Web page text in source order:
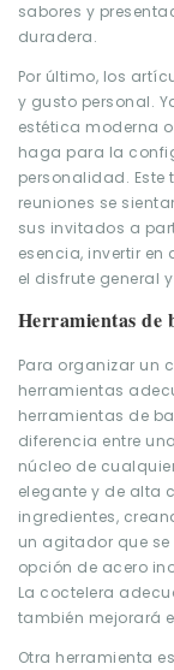
sabores y
duradera.
Por último, los
y gusto personal.
estética moderna
haga para la
personalidad. Este
reuniones se
sus invitados a
esencia, invertir
el disfrute general
Herramientas de
Para organizar un
herramientas
herramientas de
diferencia entre
núcleo de
elegante y de alta
ingredientes,
un agitador que
opción de acero
La coctelera
también mejorará
Otra herramienta